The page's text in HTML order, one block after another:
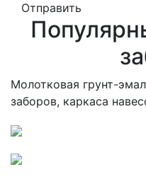
Отправить
Молотковая грунт-
заборов, каркаса